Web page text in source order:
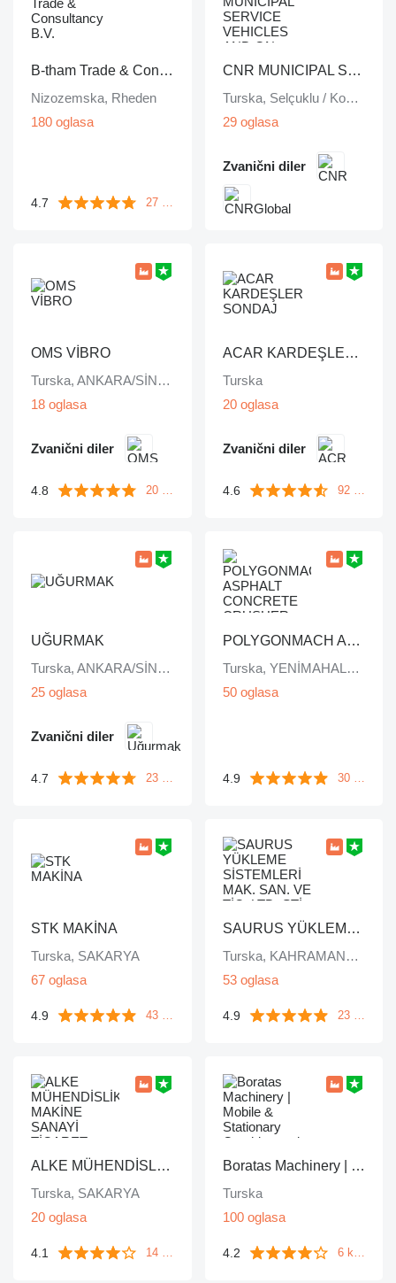
B-tham Trade & Consultancy B.V.
Nizozemska, Rheden
180 oglasa
4.7 27 komentara
CNR MUNICIPAL SERVICE VEHICLES AND ON VEHICLE EQUIPMENT INDUSTRY TRADE LIMITED COMPANY
Turska, Selçuklu / Konya
29 oglasa
Zvanični diler
OMS VİBRO
Turska, ANKARA/SİNCAN
18 oglasa
Zvanični diler
4.8 20 komentara
ACAR KARDEŞLER SONDAJ
Turska
20 oglasa
Zvanični diler
4.6 92 komentara
UĞURMAK
Turska, ANKARA/SİNCAN
25 oglasa
Zvanični diler
4.7 23 komentara
POLYGONMACH ASPHALT CONCRETE CRUSHER SYSTEMS
Turska, YENİMAHALLE/ ANKARA /
50 oglasa
4.9 30 komentara
STK MAKİNA
Turska, SAKARYA
67 oglasa
4.9 43 komentara
SAURUS YÜKLEME SİSTEMLERİ MAK. SAN. VE TİC. LTD. ŞTİ.
Turska, KAHRAMANKAZAN/ ANKARA
53 oglasa
4.9 23 komentara
ALKE MÜHENDİSLİK MAKİNE SANAYİ TİCARET LİMİTED ŞİRKETİ
Turska, SAKARYA
20 oglasa
4.1 14 komentara
Boratas Machinery | Mobile & Stationary Crushing and Screening Plants Manufacturer
Turska
100 oglasa
4.2 6 komentara